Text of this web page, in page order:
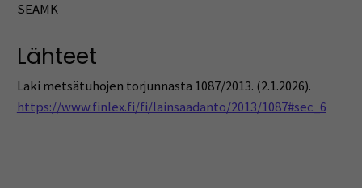
SEAMK
Lähteet
Laki metsätuhojen torjunnasta 1087/2013. (2.1.2026).
https://www.finlex.fi/fi/lainsaadanto/2013/1087#sec_6